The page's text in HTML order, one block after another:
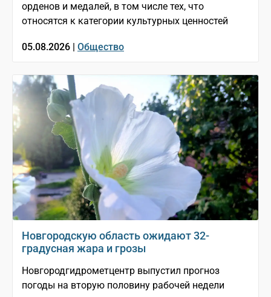
орденов и медалей, в том числе тех, что
относятся к категории культурных ценностей
05.08.2026 | Общество
Новгородскую область ожидают 32-
градусная жара и грозы
Новгородгидрометцентр выпустил прогноз
погоды на вторую половину рабочей недели